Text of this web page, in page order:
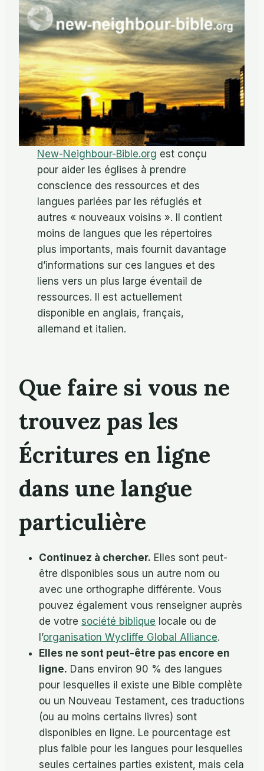
New-Neighbour-Bible.org est conçu
pour aider les églises à prendre
conscience des ressources et des
langues parlées par les réfugiés et
autres « nouveaux voisins ». Il contient
moins de langues que les répertoires
plus importants, mais fournit davantage
d’informations sur ces langues et des
liens vers un plus large éventail de
ressources. Il est actuellement
disponible en anglais, français,
allemand et italien.
Que faire si vous ne
trouvez pas les
Écritures en ligne
dans une langue
particulière
Continuez à chercher. Elles sont peut-
être disponibles sous un autre nom ou
avec une orthographe différente. Vous
pouvez également vous renseigner auprès
de votre société biblique locale ou de
l’organisation Wycliffe Global Alliance.
Elles ne sont peut-être pas encore en
ligne. Dans environ 90 % des langues
pour lesquelles il existe une Bible complète
ou un Nouveau Testament, ces traductions
(ou au moins certains livres) sont
disponibles en ligne. Le pourcentage est
plus faible pour les langues pour lesquelles
seules certaines parties existent, mais cela